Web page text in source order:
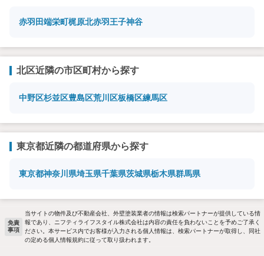
赤羽 田端栄町梶原北赤羽王子神谷
北区近隣の市区町村から探す
中野区杉並区豊島区荒川区板橋区練馬区
東京都近隣の都道府県から探す
東京都神奈川県埼玉県千葉県茨城県栃木県群馬県
免責
事項
当サイトの物件及び不動産会社、外壁塗装業者の情報は検索パートナーが提供している情
報であり、ニフティライフスタイル株式会社は内容の責任を負わないことを予めご了承く
ださい。本サービス内でお客様が入力される個人情報は、検索パートナーが取得し、同社
の定める個人情報規約に従って取り扱われます。